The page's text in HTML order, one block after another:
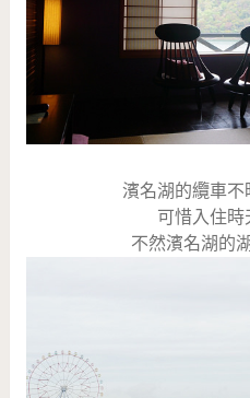
濱名湖的纜車不
可惜入住時
不然濱名湖的